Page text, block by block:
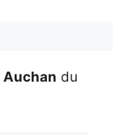
Auchan du